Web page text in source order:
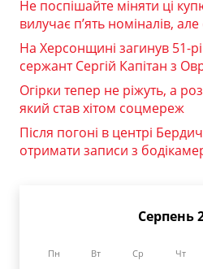
Не поспішайте міняти ці
вилучає п’ять номіналів,
На Херсонщині загинув 51-
сержант Сергій Капітан з
Огірки тепер не ріжуть, а
який став хітом соцмереж
Після погоні в центрі
отримати записи з
Серпень
Пн Вт Ср Чт